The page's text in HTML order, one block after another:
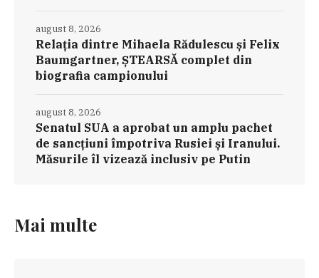
Relația dintre Mihaela Rădulescu și Felix
Baumgartner, ȘTEARSĂ complet din
biografia campionului
august 8, 2026
Senatul SUA a aprobat un amplu pachet
de sancțiuni împotriva Rusiei și Iranului.
Măsurile îl vizează inclusiv pe Putin
august 8, 2026
Mai multe